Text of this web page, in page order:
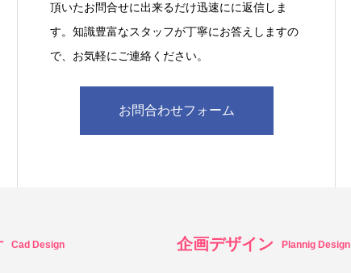
頂いたお問合せに出来るだけ迅速にに返信しま
す。知識豊富なスタッフが丁寧にお答えしますの
で、お気軽にご連絡ください。
お問合わせフォーム
Cad Design 企画デザイン Plannig Design